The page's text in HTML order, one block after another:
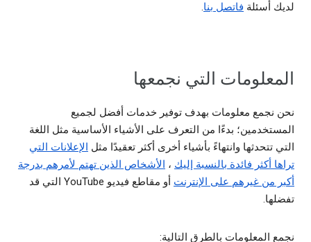
لديك أسئلة فاتصل بنا.
المعلومات التي نجمعها
نحن نجمع معلومات بهدف توفير خدمات أفضل لجميع
المستخدمين؛ بدءًا من التعرف على الأشياء الأساسية مثل اللغة
التي تتحدثها وانتهاءً بأشياء أخرى أكثر تعقيدًا مثل الإعلانات التي
تراها أكثر فائدة بالنسبة إليك ، الأشخاص الذين تهتم لأمرهم بدرجة
أكبر من غيرهم على الإنترنت
أو مقاطع فيديو YouTube التي قد
تفضلها.
نجمع المعلومات بالطرق التالية: